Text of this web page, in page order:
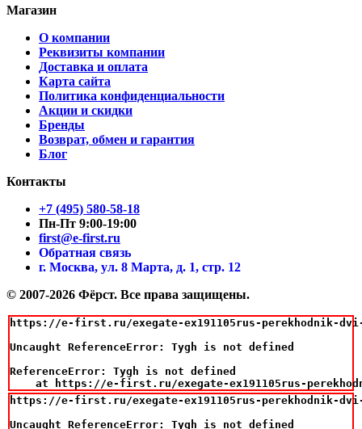
Магазин
О компании
Реквизиты компании
Доставка и оплата
Карта сайта
Политика конфиденциальности
Акции и скидки
Бренды
Возврат, обмен и гарантия
Блог
Контакты
+7 (495) 580-58-18
Пн-Пт 9:00-19:00
first@e-first.ru
Обратная связь
г. Москва, ул. 8 Марта, д. 1, стр. 12
© 2007-2026 Фёрст. Все права защищены.
https://e-first.ru/exegate-ex191105rus-perekhodnik-dvi-
Uncaught ReferenceError: Tygh is not defined
ReferenceError: Tygh is not defined
at https://e-first.ru/exegate-ex191105rus-
https://e-first.ru/exegate-ex191105rus-perekhodnik-dvi-
Uncaught ReferenceError: Tygh is not defined